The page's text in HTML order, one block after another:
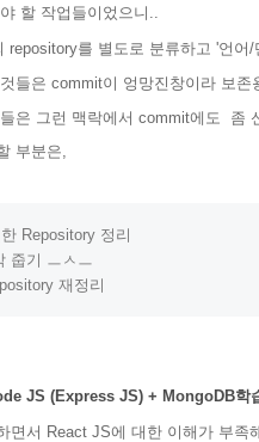
할 작업들이었으니..
repository를 별도로 분류하고 '언어
들은 commit이 엉망진창이라 보존
은 그런 맥락에서 commit에도 좀
부분은,
Repository 정리
줍기 ㅡㅅㅡ
재정리
JS (Express JS) + MongoDB학
면서 React JS에 대한 이해가 부